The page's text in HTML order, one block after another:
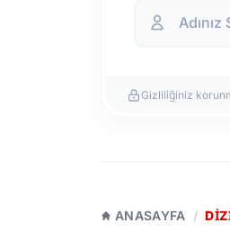
Gizliliğiniz
ANASAYFA /